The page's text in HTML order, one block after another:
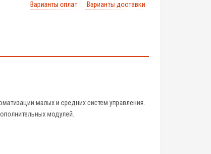
Варианты оплат Варианты доставки
малых и средних систем управления.
модулей.